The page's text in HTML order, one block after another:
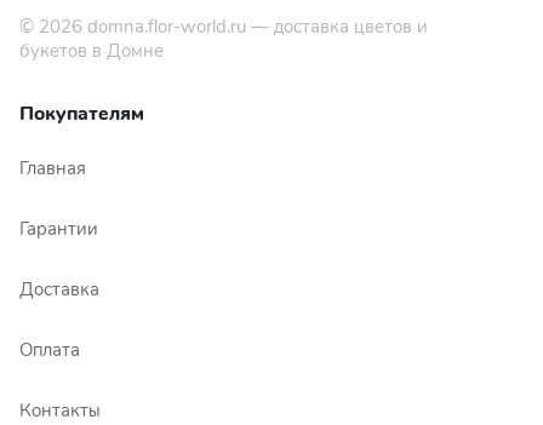
© 2026 domna.flor-world.ru — доставка цветов и
букетов в Домне
Покупателям
Главная
Гарантии
Доставка
Оплата
Контакты